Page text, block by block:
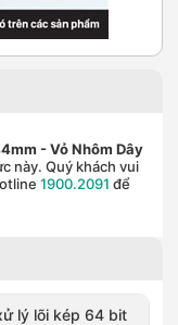
- Vỏ Nhôm Dây
này. Quý khách vui
1900.2091 để
lý lõi kép 64 bit